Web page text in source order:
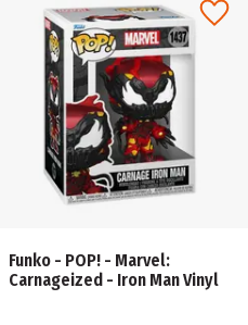
Funko - POP! - Marvel:
Carnageized - Iron Man Vinyl